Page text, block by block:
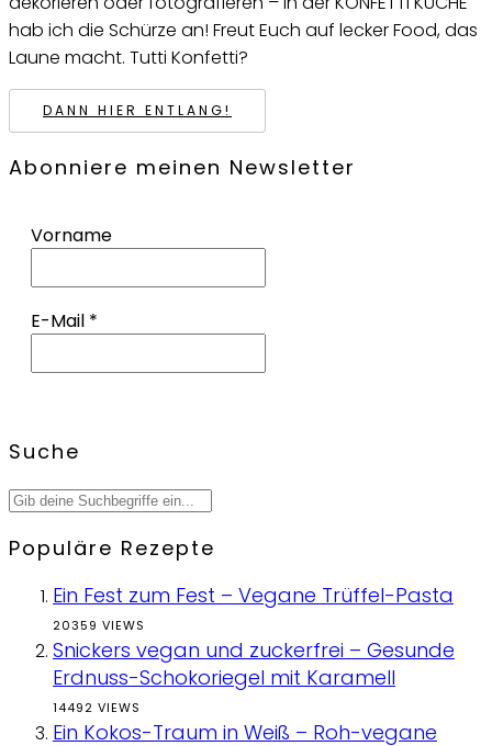
hab ich die Schürze an! Freut Euch auf lecker Food, das
Laune macht. Tutti Konfetti?
DANN HIER ENTLANG!
Abonniere meinen Newsletter
Vorname
E-Mail *
Suche
Populäre Rezepte
Ein Fest zum Fest – Vegane Trüffel-Pasta
20359 VIEWS
Snickers vegan und zuckerfrei – Gesunde
Erdnuss-Schokoriegel mit Karamell
14492 VIEWS
Ein Kokos-Traum in Weiß – Roh-vegane